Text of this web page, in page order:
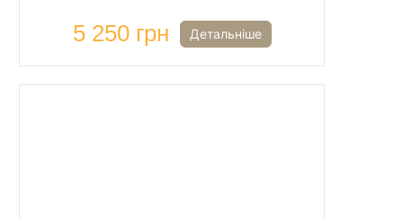
5 250 грн Детальніше